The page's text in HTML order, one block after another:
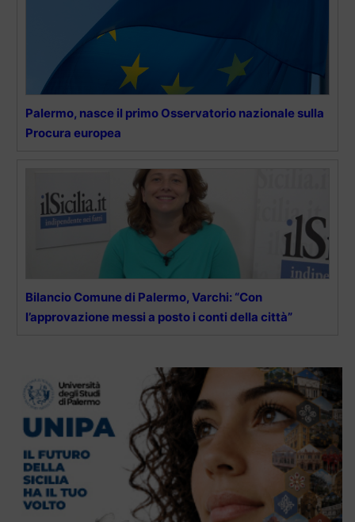
Palermo, nasce il primo Osservatorio nazionale sulla
Procura europea
Bilancio Comune di Palermo, Varchi: “Con
l’approvazione messi a posto i conti della città”